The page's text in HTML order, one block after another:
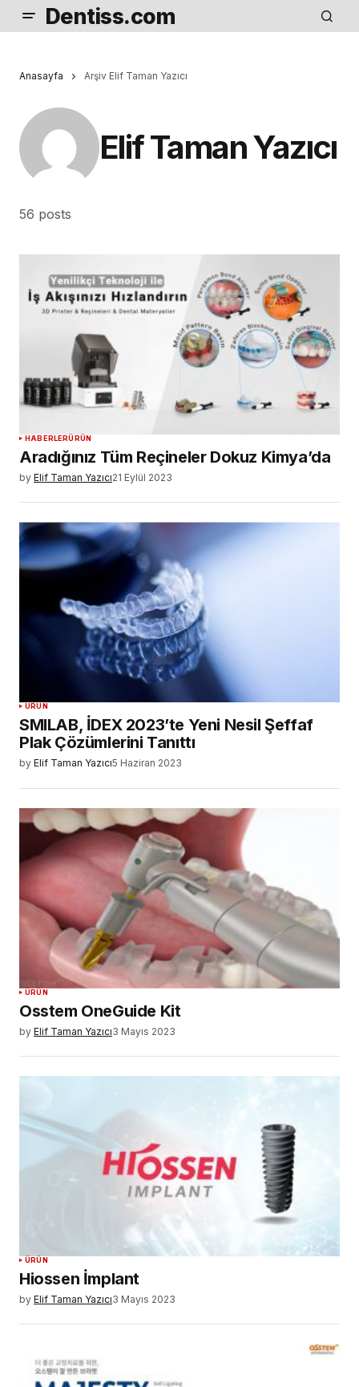
Dentiss.com
Anasayfa Arşiv Elif Taman Yazıcı
Elif Taman Yazıcı
56 posts
HABERLERÜRÜN
Aradığınız Tüm Reçineler Dokuz Kimya’da
by Elif Taman Yazıcı21 Eylül 2023
ÜRÜN
SMILAB, İDEX 2023’te Yeni Nesil Şeffaf
Plak Çözümlerini Tanıttı
by Elif Taman Yazıcı5 Haziran 2023
ÜRÜN
Osstem OneGuide Kit
by Elif Taman Yazıcı3 Mayıs 2023
ÜRÜN
Hiossen İmplant
by Elif Taman Yazıcı3 Mayıs 2023